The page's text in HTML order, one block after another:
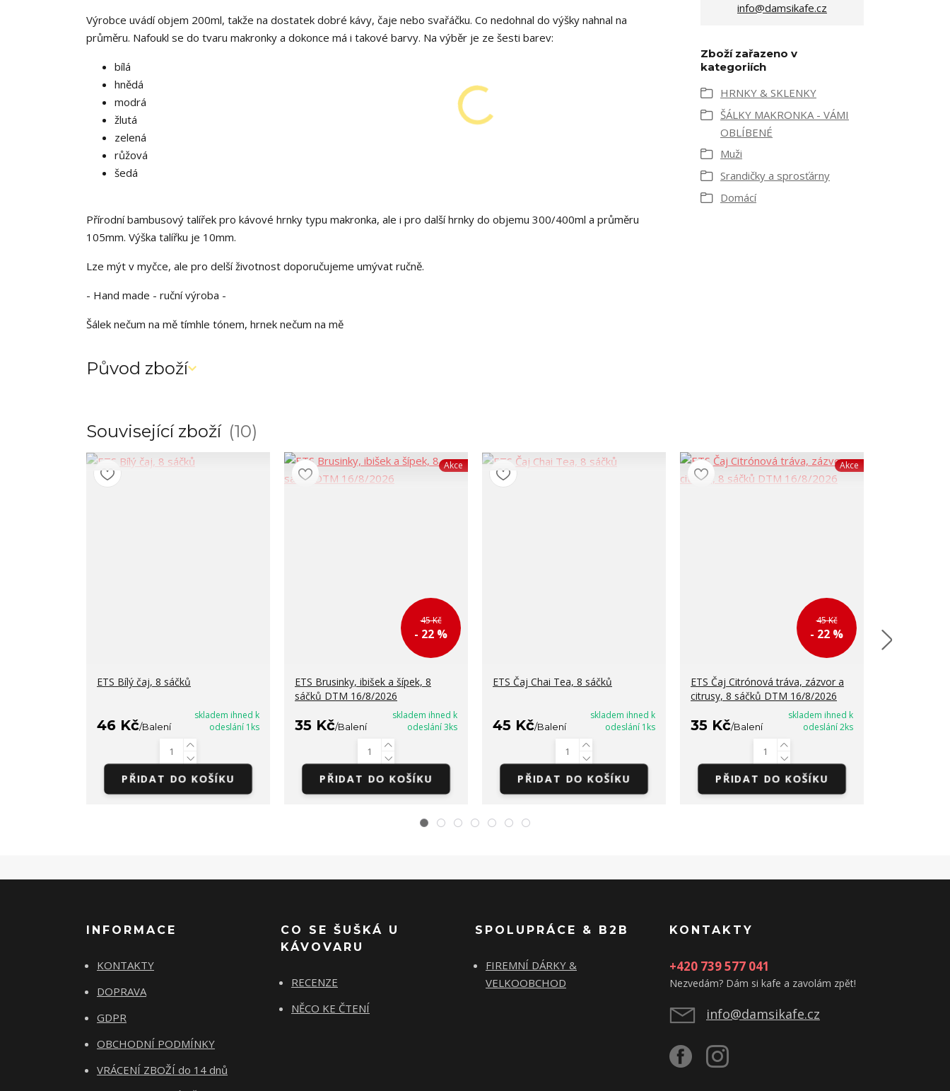
Výrobce uvádí objem 200ml, takže na dostatek dobré kávy, čaje nebo svařáčku. Co nedohnal do výšky nahnal na
průměru. Nafoukl se do tvaru makronky a dokonce má i takové barvy. Na výběr je ze šesti barev:
bílá
hnědá
modrá
žlutá
zelená
růžová
šedá
Přírodní bambusový talířek pro kávové hrnky typu makronka, ale i pro další hrnky do objemu 300/400ml a průměru
105mm. Výška talířku je 10mm.
Lze mýt v myčce, ale pro delší životnost doporučujeme umývat ručně.
- Hand made - ruční výroba -
Šálek nečum na mě tímhle tónem, hrnek nečum na mě
Původ zboží
info@damsikafe.cz
Zboží zařazeno v
kategoriích
HRNKY & SKLENKY
ŠÁLKY MAKRONKA - VÁMI
OBLÍBENÉ
Muži
Srandičky a sprosťárny
Domácí
Související zboží 10
ETS Bílý čaj, 8 sáčků
46 Kč/Balení
skladem ihned k
odeslání 1ks
PŘIDAT DO KOŠÍKU
Akce
45 Kč
- 22 %
ETS Brusinky, ibišek a šípek, 8
sáčků DTM 16/8/2026
35 Kč/Balení
skladem ihned k
odeslání 3ks
PŘIDAT DO KOŠÍKU
ETS Čaj Chai Tea, 8 sáčků
45 Kč/Balení
skladem ihned k
odeslání 1ks
PŘIDAT DO KOŠÍKU
Akce
45 Kč
- 22 %
ETS Čaj Citrónová tráva, zázvor a
citrusy, 8 sáčků DTM 16/8/2026
35 Kč/Balení
skladem ihned k
odeslání 2ks
PŘIDAT DO KOŠÍKU
INFORMACE
KONTAKTY
DOPRAVA
GDPR
OBCHODNÍ PODMÍNKY
VRÁCENÍ ZBOŽÍ do 14 dnů
CO SE ŠUŠKÁ U
KÁVOVARU
RECENZE
NĚCO KE ČTENÍ
SPOLUPRÁCE & B2B
FIREMNÍ DÁRKY &
VELKOOBCHOD
KONTAKTY
+420 739 577 041
Nezvedám? Dám si kafe a zavolám zpět!
info@damsikafe.cz